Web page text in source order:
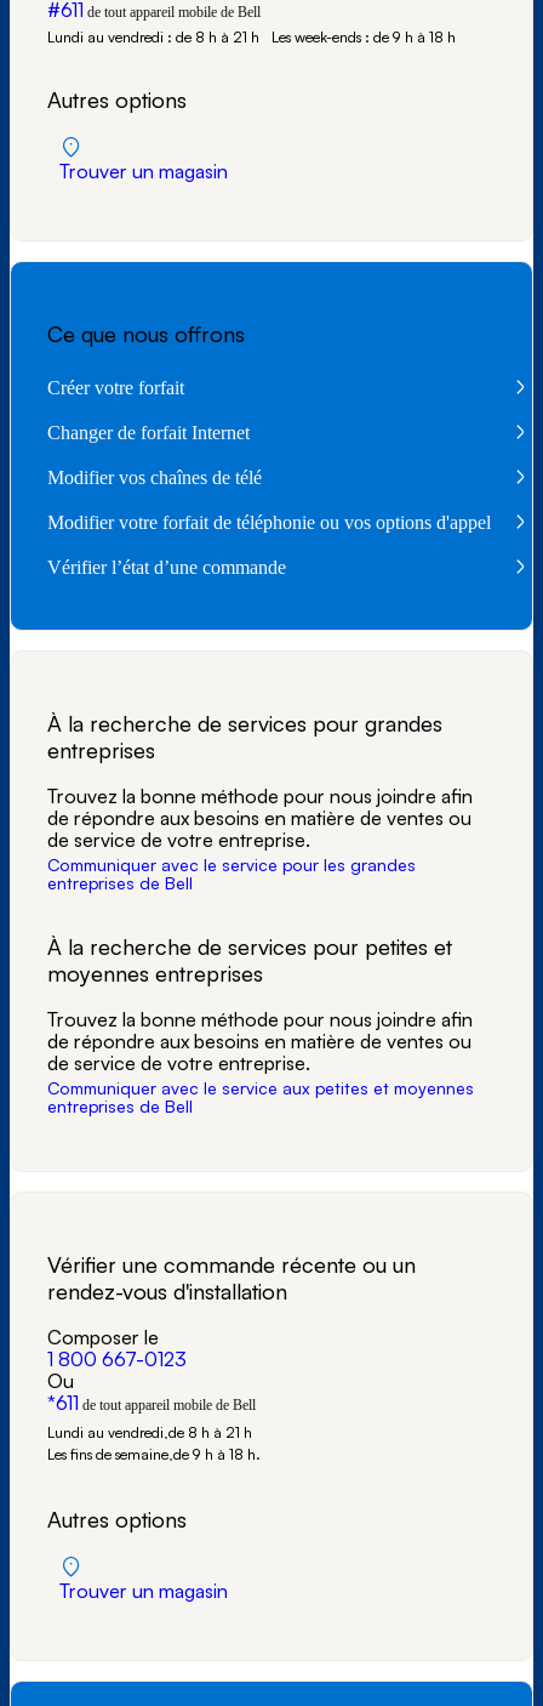
#611 de tout appareil mobile de Bell
Lundi au vendredi : de 8 h à 21 h Les week-ends : de 9 h à 18 h
Autres options
Trouver un magasin
Ce que nous offrons
Créer votre forfait
Changer de forfait Internet
Modifier vos chaînes de télé
Modifier votre forfait de téléphonie ou vos options d'appel
Vérifier l’état d’une commande
À la recherche de services pour grandes
entreprises
Trouvez la bonne méthode pour nous joindre afin
de répondre aux besoins en matière de ventes ou
de service de votre entreprise.
Communiquer avec le service pour les grandes
entreprises de Bell
À la recherche de services pour petites et
moyennes entreprises
Trouvez la bonne méthode pour nous joindre afin
de répondre aux besoins en matière de ventes ou
de service de votre entreprise.
Communiquer avec le service aux petites et moyennes
entreprises de Bell
Vérifier une commande récente ou un
rendez-vous d'installation
Composer le
1 800 667-0123
Ou
*611 de tout appareil mobile de Bell
Lundi au vendredi,de 8 h à 21 h
Les fins de semaine,de 9 h à 18 h.
Autres options
Trouver un magasin